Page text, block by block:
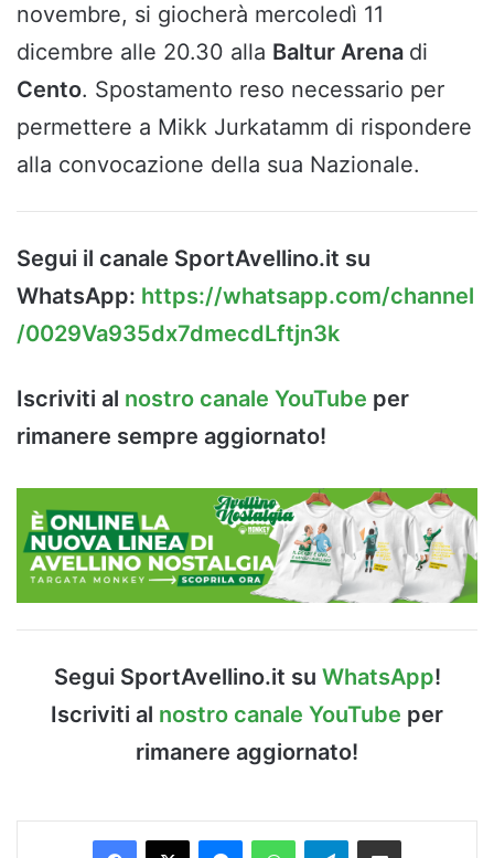
novembre, si giocherà mercoledì 11
dicembre alle 20.30 alla Baltur Arena di
Cento. Spostamento reso necessario per
permettere a Mikk Jurkatamm di rispondere
alla convocazione della sua Nazionale.
Segui il canale SportAvellino.it su
WhatsApp: https://whatsapp.com/channel
/0029Va935dx7dmecdLftjn3k
Iscriviti al nostro canale YouTube per
rimanere sempre aggiornato!
Segui SportAvellino.it su WhatsApp!
Iscriviti al nostro canale YouTube per
rimanere aggiornato!
Facebook
X MessengerWhatsAppTelegramCondividi via Email